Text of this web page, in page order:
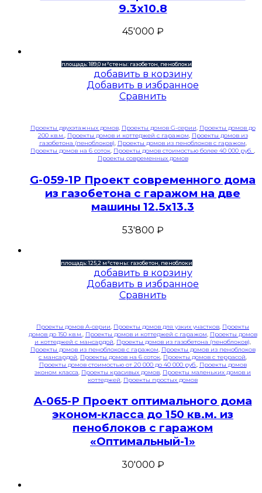
9.3х10.8
45'000 ₽
площадь: 189,0 м²стены: газобетон, пеноблоки
добавить в корзину
Добавить в избранное
Сравнить
Проекты двухэтажных домов, Проекты домов G-серии, Проекты домов до
200 кв.м., Проекты домов и коттеджей с гаражом, Проекты домов из
газобетона (пеноблоков), Проекты домов из пеноблоков с гаражом,
Проекты домов на 6 соток, Проекты домов стоимостью более 40 000 руб. ,
Проекты современных домов
G-059-1P Проект современного дома
из газобетона с гаражом на две
машины 12.5х13.3
53'800 ₽
площадь: 125,2 м²стены: газобетон, пеноблоки
добавить в корзину
Добавить в избранное
Сравнить
Проекты домов A-серии, Проекты домов для узких участков, Проекты
домов до 150 кв.м., Проекты домов и коттеджей с гаражом, Проекты домов
и коттеджей с мансардой, Проекты домов из газобетона (пеноблоков),
Проекты домов из пеноблоков с гаражом, Проекты домов из пеноблоков
с мансардой, Проекты домов на 6 соток, Проекты домов с террасой,
Проекты домов стоимостью от 20 000 до 40 000 руб., Проекты домов
эконом класса, Проекты красивых домов, Проекты маленьких домов и
коттеджей, Проекты простых домов
A-065-P Проект оптимального дома
эконом-класса до 150 кв.м. из
пеноблоков с гаражом
«Оптимальный-1»
30'000 ₽